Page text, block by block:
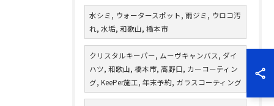
水シミ, ウォータースポット, 雨ジミ, ウロコ汚
れ, 水垢, 和歌山, 橋本市
クリスタルキーパー, ムーヴキャンバス, ダイ
ハツ, 和歌山, 橋本市, 高野口, カーコーティン
グ, KeePer施工, 年末予約, ガラスコーティング